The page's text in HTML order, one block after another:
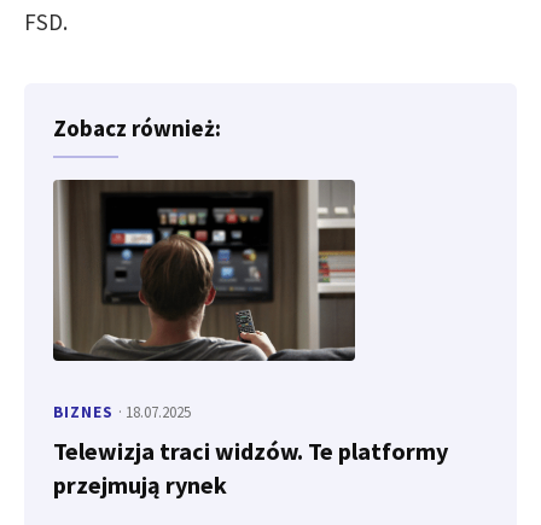
FSD.
Zobacz również:
BIZNES · 18.07.2025
Telewizja traci widzów. Te platformy
przejmują rynek